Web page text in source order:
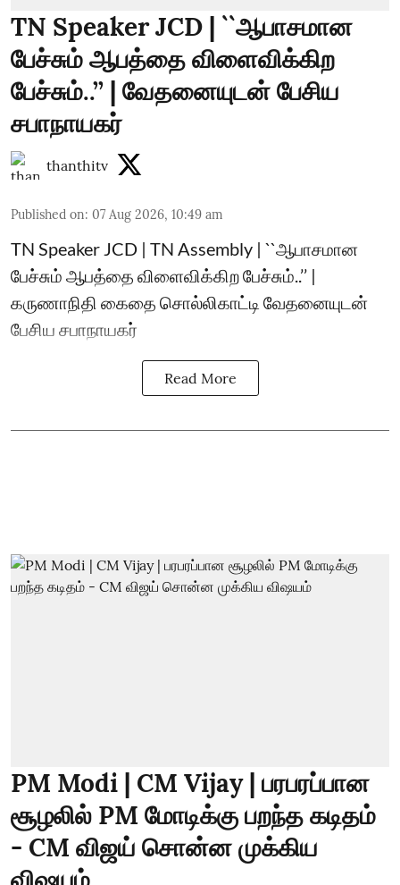
TN Speaker JCD | ``ஆபாசமான
பேச்சும் ஆபத்தை விளைவிக்கிற
பேச்சும்..’’ | வேதனையுடன் பேசிய
சபாநாயகர்
thanthitv
Published on: 07 Aug 2026, 10:49 am
TN Speaker JCD | TN Assembly | ``ஆபாசமான
பேச்சும் ஆபத்தை விளைவிக்கிற பேச்சும்..’’ |
கருணாநிதி கைதை சொல்லிகாட்டி வேதனையுடன்
பேசிய சபாநாயகர்
Read More
PM Modi | CM Vijay | பரபரப்பான
சூழலில் PM மோடிக்கு பறந்த கடிதம்
- CM விஜய் சொன்ன முக்கிய